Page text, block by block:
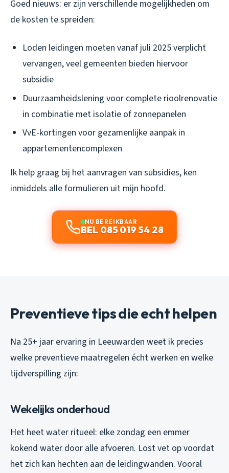
Goed nieuws: er zijn verschillende mogelijkheden om
de kosten te spreiden:
Loden leidingen moeten vanaf juli 2025 verplicht
vervangen, veel gemeenten bieden hiervoor
subsidie
Duurzaamheidslening voor complete rioolrenovatie
in combinatie met isolatie of zonnepanelen
VvE-kortingen voor gezamenlijke aanpak in
appartementencomplexen
Ik help graag bij het aanvragen van subsidies, ken
inmiddels alle formulieren uit mijn hoofd.
NU BEREIKBAAR
BEL 085 019 54 28
Preventieve tips die echt helpen
Na 25+ jaar ervaring in Leeuwarden weet ik precies
welke preventieve maatregelen écht werken en welke
tijdverspilling zijn:
Wekelijks onderhoud
Het heet water ritueel: elke zondag een emmer
kokend water door alle afvoeren. Lost vet op voordat
het zich kan hechten aan de leidingwanden. Vooral